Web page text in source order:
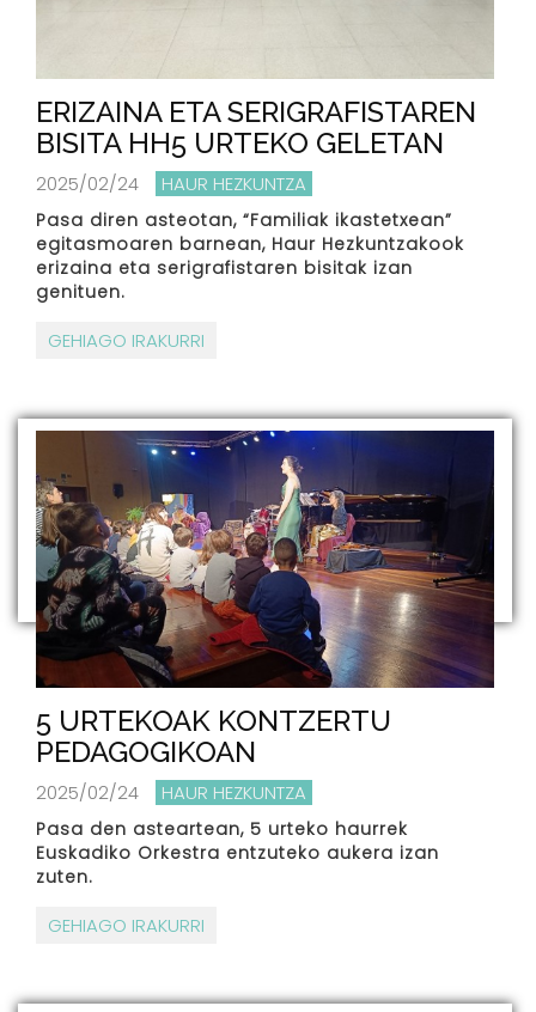
ERIZAINA ETA SERIGRAFISTAREN
BISITA HH5 URTEKO GELETAN
2025/02/24 HAUR HEZKUNTZA
Pasa diren asteotan, “Familiak ikastetxean”
egitasmoaren barnean, Haur Hezkuntzakook
erizaina eta serigrafistaren bisitak izan
genituen.
GEHIAGO IRAKURRI
5 URTEKOAK KONTZERTU
PEDAGOGIKOAN
2025/02/24 HAUR HEZKUNTZA
Pasa den asteartean, 5 urteko haurrek
Euskadiko Orkestra entzuteko aukera izan
zuten.
GEHIAGO IRAKURRI